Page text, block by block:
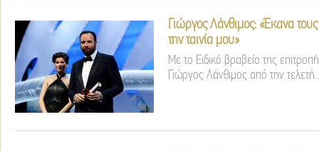
Γιώργος Λάνθιμος: «Έκανα
την ταινία μου»
Με το Ειδικό βραβείο της
Γιώργος Λάνθιμος από την